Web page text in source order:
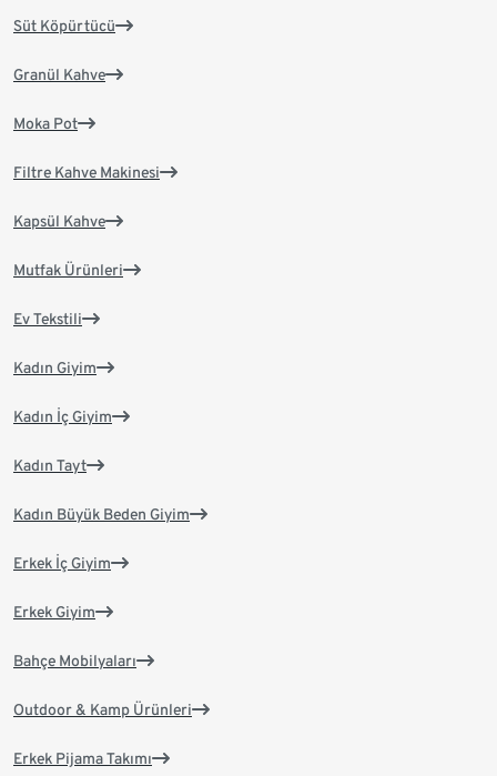
Süt Köpürtücü
Granül Kahve
Moka Pot
Filtre Kahve Makinesi
Kapsül Kahve
Mutfak Ürünleri
Ev Tekstili
Kadın Giyim
Kadın İç Giyim
Kadın Tayt
Kadın Büyük Beden Giyim
Erkek İç Giyim
Erkek Giyim
Bahçe Mobilyaları
Outdoor & Kamp Ürünleri
Erkek Pijama Takımı